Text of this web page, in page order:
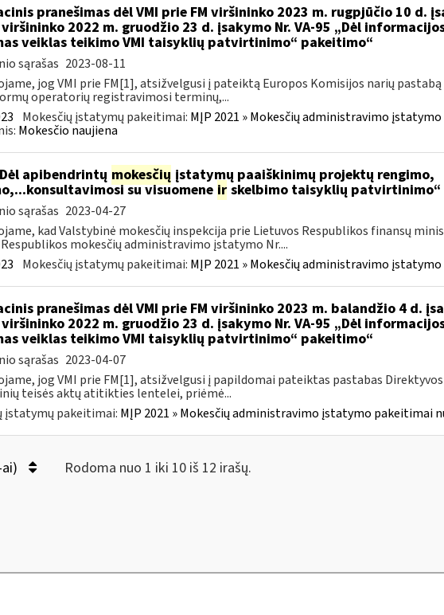
pranešimas dėl VMI prie FM viršininko 2023 m. rugpjūčio 10 d.
viršininko 2022 m. gruodžio 23 d. įsakymo Nr. VA-95 „Dėl
veiklas teikimo VMI taisyklių patvirtinimo“ pakeitimo“
sąrašas 2023-08-11
jog VMI prie FM[1], atsižvelgusi į pateiktą Europos Komisijos narių pastabą
operatorių registravimosi terminų,...
Mokesčių įstatymų pakeitimai: MĮP 2021 » Mokesčių administravimo
Mokesčio naujiena
apibendrintų mokesčių įstatymų paaiškinimų projektų rengimo,
su visuomene irskelbimo taisyklių patvirtinimo“
sąrašas 2023-04-27
kad Valstybinė mokesčių inspekcija prie Lietuvos Respublikos finansų
mokesčių administravimo įstatymo Nr....
Mokesčių įstatymų pakeitimai: MĮP 2021 » Mokesčių administravimo
pranešimas dėl VMI prie FM viršininko 2023 m. balandžio 4 d.
viršininko 2022 m. gruodžio 23 d. įsakymo Nr. VA-95 „Dėl
veiklas teikimo VMI taisyklių patvirtinimo“ pakeitimo“
sąrašas 2023-04-07
jog VMI prie FM[1], atsižvelgusi į papildomai pateiktas pastabas Direktyvos
teisės aktų atitikties lentelei, priėmė...
įstatymų pakeitimai: MĮP 2021 » Mokesčių administravimo įstatymo pakeitimai
Rodoma nuo 1 iki 10 iš 12 irašų.